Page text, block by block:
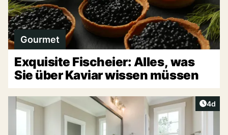
Gourmet
Exquisite Fischeier: Alles, was
Sie über Kaviar wissen müssen
4d